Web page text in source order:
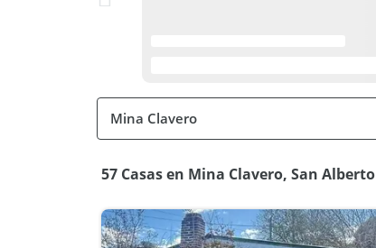
57 Casas en Mina Clavero, San Alberto